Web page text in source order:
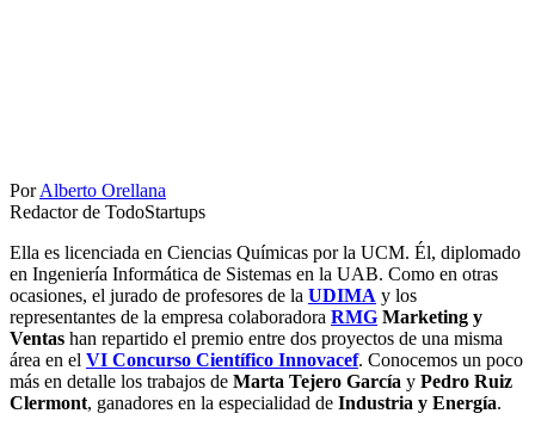
PorAlberto Orellana
Redactor de TodoStartups
Ella es licenciada en Ciencias Químicas por la UCM. Él, diplomado
en Ingeniería Informática de Sistemas en la UAB. Como en otras
ocasiones, el jurado de profesores de la UDIMA y los
representantes de la empresa colaboradora RMG Marketing y
Ventas han repartido el premio entre dos proyectos de una misma
área en el VI Concurso Científico Innovacef. Conocemos un poco
más en detalle los trabajos de Marta Tejero García y Pedro Ruiz
Clermont, ganadores en la especialidad de Industria y Energía.